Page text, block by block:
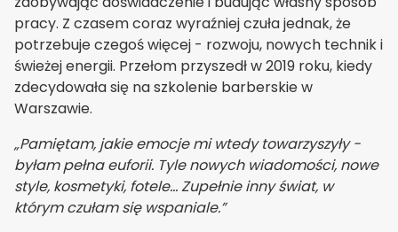
pracy. Z czasem coraz wyraźniej czuła jednak, że
potrzebuje czegoś więcej - rozwoju, nowych technik i
świeżej energii. Przełom przyszedł w 2019 roku, kiedy
zdecydowała się na szkolenie barberskie w
Warszawie.
„Pamiętam, jakie emocje mi wtedy towarzyszyły -
byłam pełna euforii. Tyle nowych wiadomości, nowe
style, kosmetyki, fotele... Zupełnie inny świat, w
którym czułam się wspaniale.”